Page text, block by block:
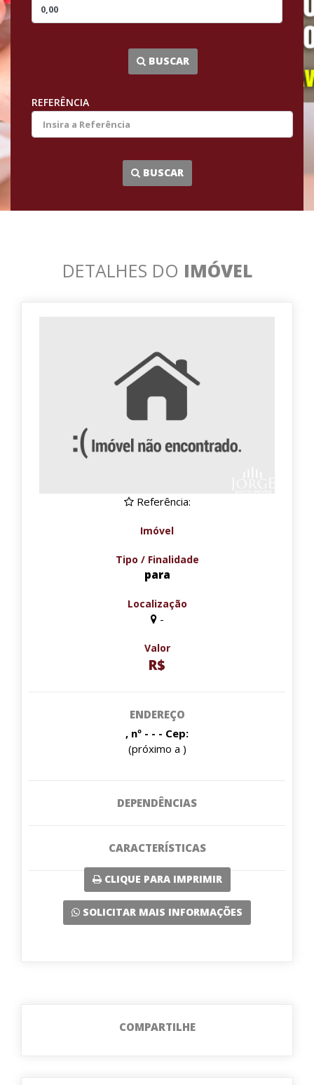
BUSCAR
REFERÊNCIA
BUSCAR
DETALHES DO IMÓVEL
Referência:
Imóvel
Tipo / Finalidade
para
Localização
-
Valor
R$
ENDEREÇO
, nº - - - Cep:
(próximo a )
DEPENDÊNCIAS
CARACTERÍSTICAS
CLIQUE PARA IMPRIMIR
SOLICITAR MAIS INFORMAÇÕES
COMPARTILHE